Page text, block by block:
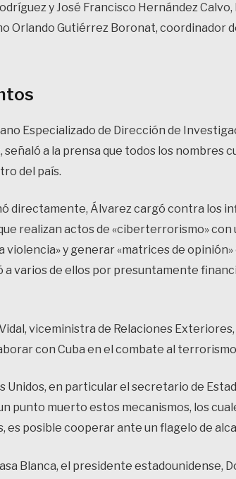
y José Francisco Hernández
Orlando Gutiérrez Boronat, coordinador
Especializado de Dirección de
a la prensa que todos los nombres
del país.
directamente, Álvarez cargó contra los
realizan actos de «ciberterrorismo» con
violencia» y generar «matrices de
a varios de ellos por presuntamente
viceministra de Relaciones
con Cuba en el combate al
Unidos, en particular el secretario de
punto muerto estos mecanismos, los
es posible cooperar ante un flagelo de
Blanca, el presidente estadounidense,